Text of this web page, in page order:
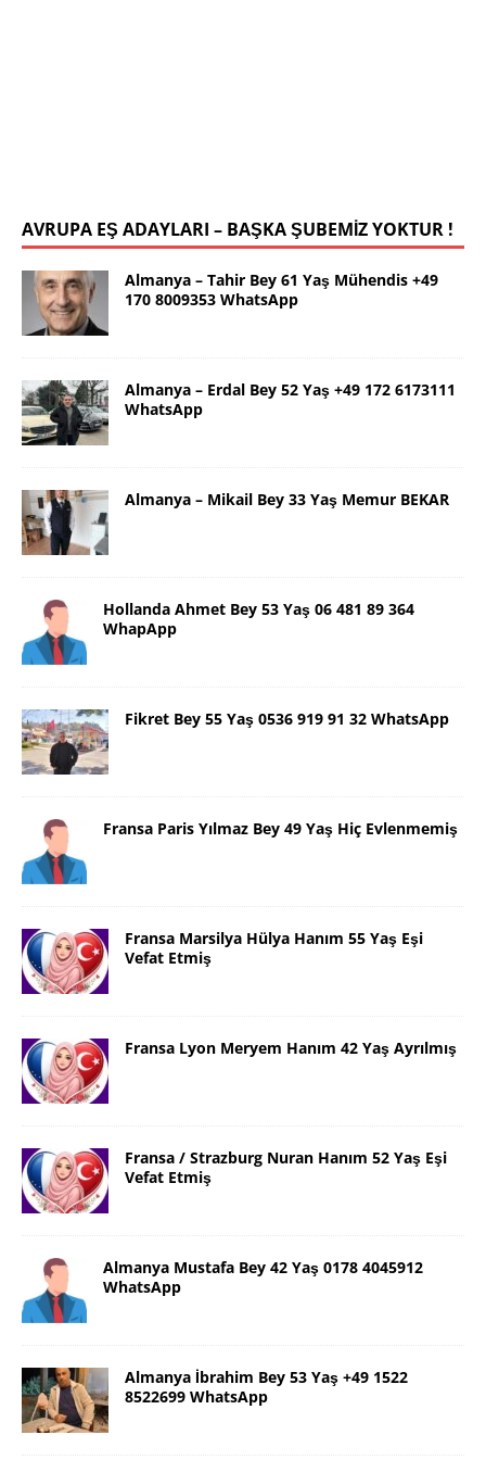
AVRUPA EŞ ADAYLARI – BAŞKA ŞUBEMİZ YOKTUR !
Almanya – Tahir Bey 61 Yaş Mühendis +49
170 8009353 WhatsApp
Almanya – Erdal Bey 52 Yaş +49 172 6173111
WhatsApp
Almanya – Mikail Bey 33 Yaş Memur BEKAR
Hollanda Ahmet Bey 53 Yaş 06 481 89 364
WhapApp
Fikret Bey 55 Yaş 0536 919 91 32 WhatsApp
Fransa Paris Yılmaz Bey 49 Yaş Hiç Evlenmemiş
Fransa Marsilya Hülya Hanım 55 Yaş Eşi
Vefat Etmiş
Fransa Lyon Meryem Hanım 42 Yaş Ayrılmış
Fransa / Strazburg Nuran Hanım 52 Yaş Eşi
Vefat Etmiş
Almanya Mustafa Bey 42 Yaş 0178 4045912
WhatsApp
Almanya İbrahim Bey 53 Yaş +49 1522
8522699 WhatsApp